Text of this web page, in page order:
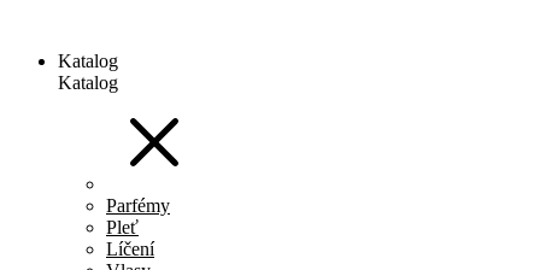
Katalog
Katalog
Parfémy
Pleť
Líčení